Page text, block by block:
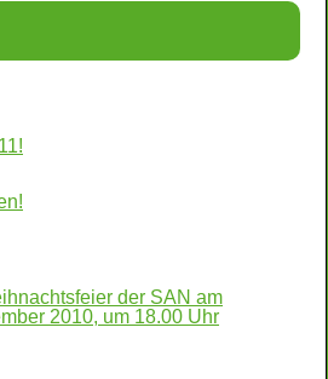
der SAN am
2010, um 18.00 Uhr